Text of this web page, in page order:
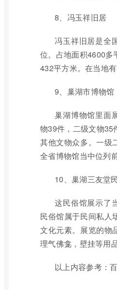
8、冯玉祥旧居
冯玉祥旧居是全
位。占地面积4600多
432平方米。在当地有
9、巢湖市博物馆
巢湖博物馆里面
物39件，二级文物35
其他文物众多。一级
全省博物馆当中位列前
10、巢湖三友堂
这民俗馆展示了
民俗馆属于民间私人
文化元素。展览的物
理气佛龛，壁挂等用品
以上内容参考：